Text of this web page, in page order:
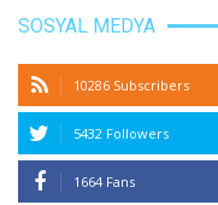
SOSYAL MEDYA
10286 Subscribers
5432 Followers
1664 Fans